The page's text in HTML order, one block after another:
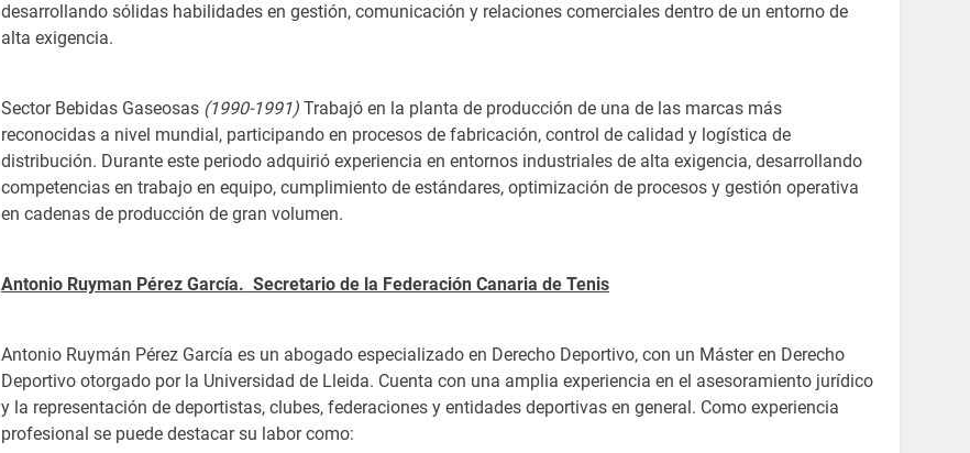
desarrollando sólidas habilidades en gestión, comunicación y relaciones comerciales dentro de un entorno de
alta exigencia.
Sector Bebidas Gaseosas (1990-1991) Trabajó en la planta de producción de una de las marcas más
reconocidas a nivel mundial, participando en procesos de fabricación, control de calidad y logística de
distribución. Durante este periodo adquirió experiencia en entornos industriales de alta exigencia, desarrollando
competencias en trabajo en equipo, cumplimiento de estándares, optimización de procesos y gestión operativa
en cadenas de producción de gran volumen.
Antonio Ruyman Pérez García. Secretario de la Federación Canaria de Tenis
Antonio Ruymán Pérez García es un abogado especializado en Derecho Deportivo, con un Máster en Derecho
Deportivo otorgado por la Universidad de Lleida. Cuenta con una amplia experiencia en el asesoramiento jurídico
y la representación de deportistas, clubes, federaciones y entidades deportivas en general. Como experiencia
profesional se puede destacar su labor como: